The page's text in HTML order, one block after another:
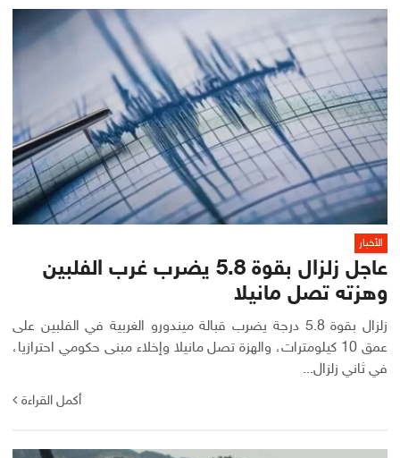
الأخبار
عاجل زلزال بقوة 5.8 يضرب غرب الفلبين
وهزته تصل مانيلا
زلزال بقوة 5.8 درجة يضرب قبالة ميندورو الغربية في الفلبين على
عمق 10 كيلومترات، والهزة تصل مانيلا وإخلاء مبنى حكومي احترازيا،
في ثاني زلزال...
أكمل القراءة